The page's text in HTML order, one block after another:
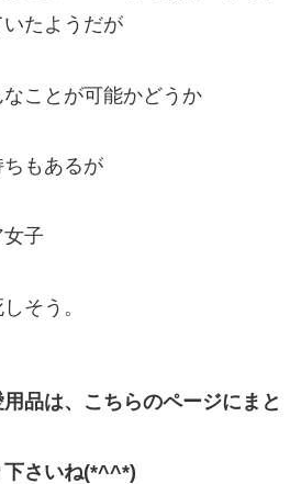
たようだが
ことが可能かどうか
もあるが
子
そう。
品は、こちらのページにまと
下さいね(*^^*)